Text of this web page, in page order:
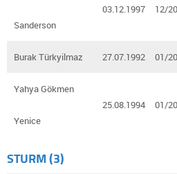
Sanderson
03.12.1997 12/
Burak Türkyilmaz 27.07.1992 01/
Yahya Gökmen
Yenice
25.08.1994 01/
STURM (3)